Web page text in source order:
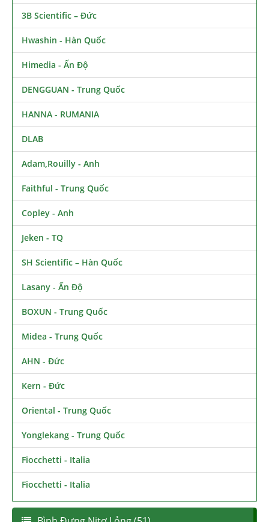
3B Scientific – Đức
Hwashin - Hàn Quốc
Himedia - Ấn Độ
DENGGUAN - Trung Quốc
HANNA - RUMANIA
DLAB
Adam,Rouilly - Anh
Faithful - Trung Quốc
Copley - Anh
Jeken - TQ
SH Scientific – Hàn Quốc
Lasany - Ấn Độ
BOXUN - Trung Quốc
Midea - Trung Quốc
AHN - Đức
Kern - Đức
Oriental - Trung Quốc
Yonglekang - Trung Quốc
Fiocchetti - Italia
Fiocchetti - Italia